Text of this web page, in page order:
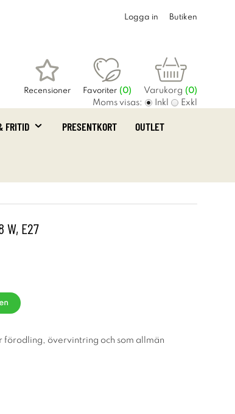
Logga in Butiken
Recensioner Favoriter (0) Varukorg (0)
Moms visas: Inkl Exkl
FRITID PRESENTKORT OUTLET
W, E27
förodling, övervintring och som allmän